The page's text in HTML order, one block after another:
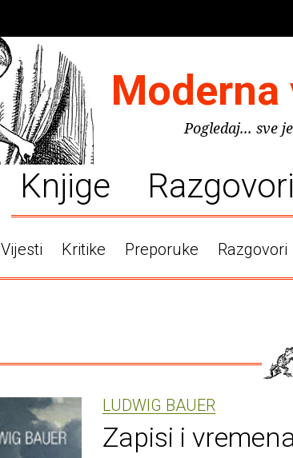
Moderna
Pogledaj... sve
Knjige Razgovori
Vijesti Kritike Preporuke Razgovori
LUDWIG BAUER
Zapisi i